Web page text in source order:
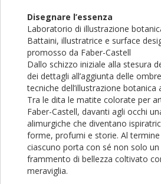
Disegnare l’essenza
Laboratorio di illustrazione
Battaini, illustratrice e surface
promosso da Faber-Castell
Dallo schizzo iniziale alla stesura
dei dettagli all’aggiunta delle
tecniche dell’illustrazione botanica
Tra le dita le matite colorate per
Faber-Castell, davanti agli occhi
alimurgiche che diventano
forme, profumi e storie. Al
ciascuno porta con sé non solo
frammento di bellezza coltivato
meraviglia.